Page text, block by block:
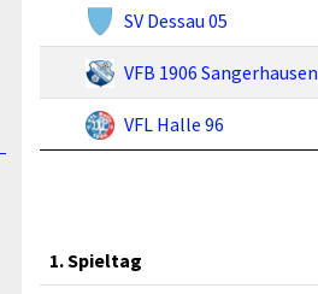
SV Dessau 05
VFB 1906 Sangerhausen
VFL Halle 96
1. Spieltag